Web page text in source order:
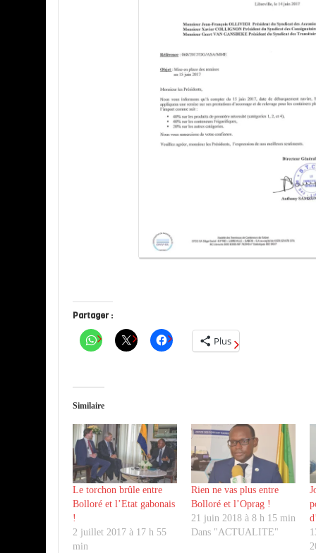
Partager :
Plus
Similaire
Le torchon brûle entre
Bolloré et l’Etat gabonais
!
2 juillet 2017 à 17 h 55
min
Rien ne vas plus entre
Bolloré et l’Oprag !
21 juin 2018 à 8 h 15 min
Dans "ACTUALITE"